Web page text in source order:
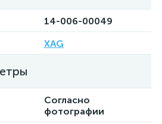
14-006-00049
XAG
Согласно
фотографии